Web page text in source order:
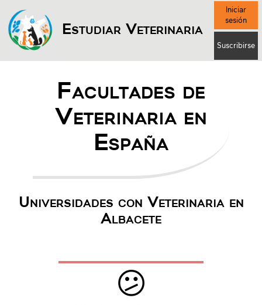
Estudiar Veterinaria
Iniciar
sesión
Suscribirse
Facultades de
Veterinaria en
España
Universidades con Veterinaria en
Albacete
😕